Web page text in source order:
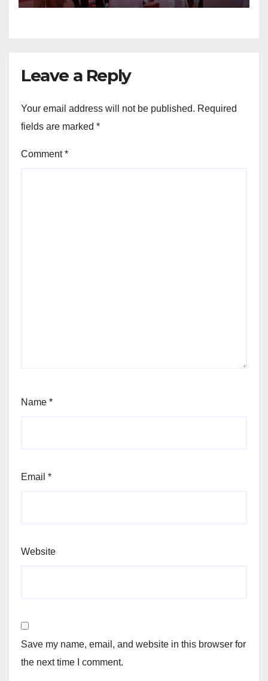
Leave a Reply
Your email address will not be published. Required
fields are marked *
Comment*
Name *
Email *
Website
Save my name, email, and website in this browser for
the next time I comment.